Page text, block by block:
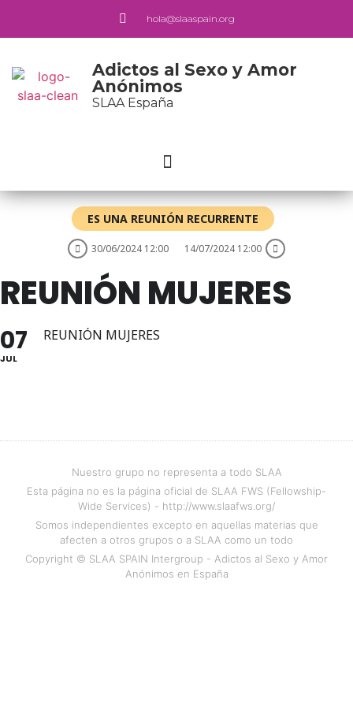
hola@slaaspain.org
Adictos al Sexo y Amor
Anónimos
SLAA España
ES UNA REUNIÓN RECURRENTE
30/06/2024 12:00 14/07/2024 12:00
REUNIÓN MUJERES
07
JUL
REUNIÓN MUJERES
Nuestro grupo no representa a todo SLAA
Esta página no es la página oficial de SLAA FWS (Fellowship-
Wide Services) - http://www.slaafws.org/
Somos independientes excepto en aquellas materias que
afecten a otros grupos o a SLAA como un todo
Copyright © SLAA SPAIN Intergroup - Adictos al Sexo y Amor
Anónimos en España